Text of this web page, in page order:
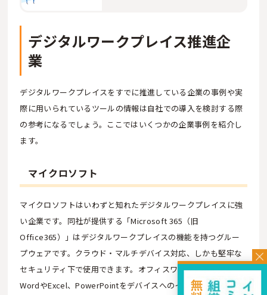
デジタルワークプレイス推進企
業
デジタルワークプレイスをすでに推進している企業の事例や実
際に用いられているツールの情報は自社での導入を検討する際
の参考になるでしょう。ここではいくつかの企業事例を紹介し
ます。
マイクロソフト
マイクロソフトはいわずと知れたデジタルワークプレイスに強
い企業です。同社が提供する「Microsoft 365（旧
Office365）」はデジタルワークプレイスの機能を持つグルー
プウェアです。クラウド・マルチデバイス対応、しかも堅牢な
セキュリティ下で使用できます。オフィスワークに不可欠な
WordやExcel、PowerPointをデバイスへのインストールだけで